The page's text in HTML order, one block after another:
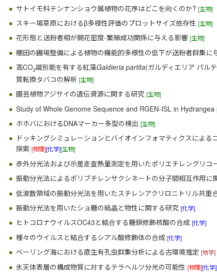
サトイモ科テンナンショウ属植物の花序はどこを向くのか?[生物]
スキー場草原におけるβ多様性評価のプロットサイズ依存性[生物]
花形態と送粉者相が開花密度-繁殖成功関係に与える影響[生物]
棚田の圃場整備による植物の機能的多様性の低下が送粉者群集に
高CO2識別能を有する紅藻Galdieria partita(ガルディエリア パル
質転換タバコの解析[生物]
園芸植物アジサイの遺伝資源に関する研究[生物]
Study of Whole Genome Sequence and RGEN-ISL in Hydrangea
ホホバにおけるDNAマーカー多型の検出[生物]
ドッキングシミュレーションとバイオインフォマティクスによ
探索[物理][化学][生物]
赤外分光法および示差走査熱量測定を用いたポリエチレングリ
振動分光法によるポリブチレンサクシネートの分子間相互作用に
低波数領域の振動分光法を用いたスチレンアクリロニトリル共
振動分光法を用いたショ糖の結晶と物性に関する研究[化学]
ヒトコロナウイルスOC43と結合する糖鎖修飾核酸の合成[化学]
種々のウイルスと結合するシアル酸修飾体の合成[化学]
ベーリング海における底生有孔虫群集分析による古環境推定[地学]
氷天体表層の構成物質に対するテラヘルツ分光の可能性[物理][化学]